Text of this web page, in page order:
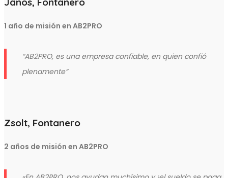
1 año de misión en AB2PRO
“AB2PRO, es una empresa confiable, en quien confió
plenamente”
Zsolt, Fontanero
2 años de misión en AB2PRO